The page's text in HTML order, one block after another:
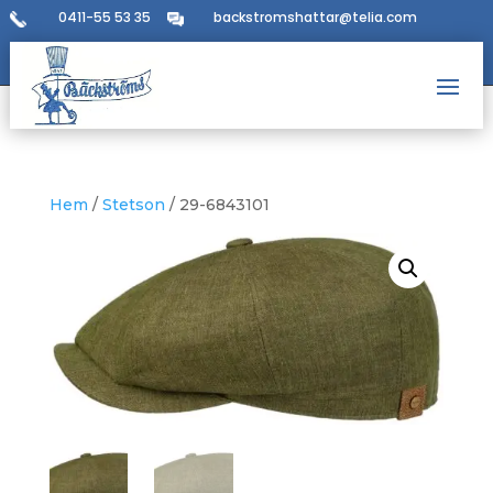
0411-55 53 35 backstromshattar@telia.com
Hem / Stetson / 29-6843101